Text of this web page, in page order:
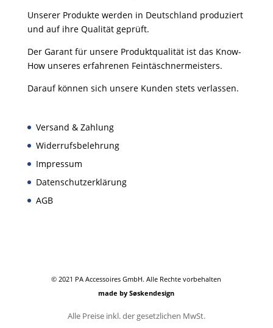
Unserer Produkte werden in Deutschland produziert
und auf ihre Qualität geprüft.
Der Garant für unsere Produktqualität ist das Know-
How unseres erfahrenen Feintäschnermeisters.
Darauf können sich unsere Kunden stets verlassen.
Versand & Zahlung
Widerrufsbelehrung
Impressum
Datenschutzerklärung
AGB
© 2021 PA Accessoires GmbH. Alle Rechte vorbehalten
made by Søskendesign
Alle Preise inkl. der gesetzlichen MwSt.